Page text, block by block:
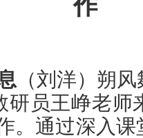
作
（刘洋）朔
研员王峥老师
。通过深入